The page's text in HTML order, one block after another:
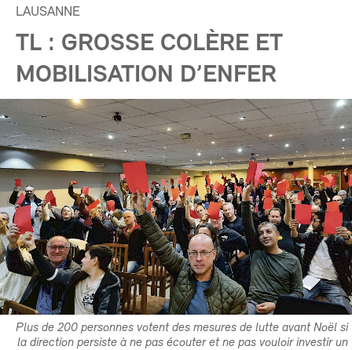
LAUSANNE
TL : GROSSE COLÈRE ET
MOBILISATION D’ENFER
Plus de 200 personnes votent des mesures de lutte avant Noël si
la direction persiste à ne pas écouter et ne pas vouloir investir un